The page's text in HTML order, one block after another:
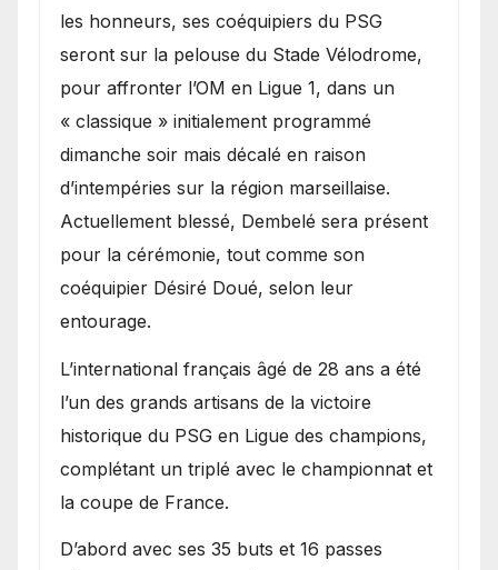
les honneurs, ses coéquipiers du PSG
seront sur la pelouse du Stade Vélodrome,
pour affronter l’OM en Ligue 1, dans un
« classique » initialement programmé
dimanche soir mais décalé en raison
d’intempéries sur la région marseillaise.
Actuellement blessé, Dembelé sera présent
pour la cérémonie, tout comme son
coéquipier Désiré Doué, selon leur
entourage.
L’international français âgé de 28 ans a été
l’un des grands artisans de la victoire
historique du PSG en Ligue des champions,
complétant un triplé avec le championnat et
la coupe de France.
D’abord avec ses 35 buts et 16 passes